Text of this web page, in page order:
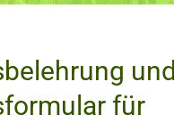
und
für